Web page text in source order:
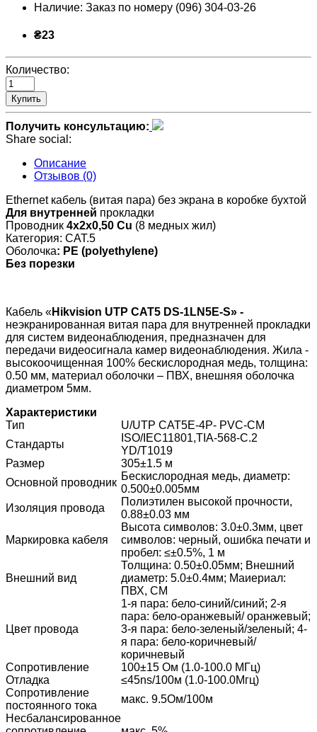
Наличие: Заказ по номеру (096) 304-03-26
₴23
Количество:
Купить
Получить консультацию:
Share social:
Описание
Отзывов (0)
Ethernet кабель (витая пара) без экрана в коробке бухтой
Для внутренней прокладки
Проводник 4х2х0,50 Cu (8 медных жил)
Категория: CAT.5
Оболочка: PE (polyethylene)
Без порезки
Кабель «Hikvision UTP CAT5 DS-1LN5E-S» -
неэкранированная витая пара для внутренней прокладки
для систем видеонаблюдения, предназначен для
передачи видеосигнала камер видеонаблюдения. Жила -
высокоочищенная 100% бескислородная медь, толщина:
0.50 мм, материал оболочки – ПВХ, внешняя оболочка
диаметром 5мм.
Характеристики
Тип
U/UTP CAT5E-4P- PVC-CM
Стандарты
ISO/IEC11801,TIA-568-C.2
YD/T1019
Размер
305±1.5 м
Основной проводник
Бескислородная медь, диаметр:
0.500±0.005мм
Изоляция провода
Полиэтилен высокой прочности,
0.88±0.03 мм
Маркировка кабеля
Высота символов: 3.0±0.3мм, цвет
символов: черный, ошибка печати и
пробел: ≤±0.5%, 1 м
Внешний вид
Толщина: 0.50±0.05мм; Внешний
диаметр: 5.0±0.4мм; Маиериал:
ПВХ, СМ
Цвет провода
1-я пара: бело-синий/синий; 2-я
пара: бело-оранжевый/ оранжевый;
3-я пара: бело-зеленый/зеленый; 4-
я пара: бело-коричневый/
коричневый
Сопротивление
100±15 Ом (1.0-100.0 МГц)
Отладка
≤45ns/100м (1.0-100.0Мгц)
Сопротивление
постоянного тока
макс. 9.5Ом/100м
Несбалансированное